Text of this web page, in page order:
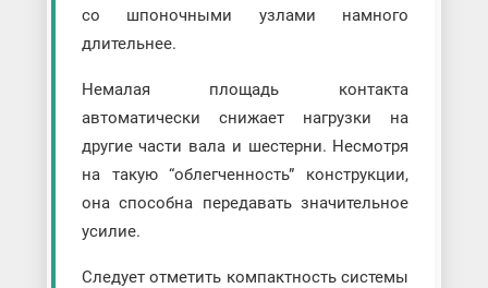
со шпоночными узлами намного
длительнее.
Немалая площадь контакта
автоматически снижает нагрузки на
другие части вала и шестерни. Несмотря
на такую “облегченность” конструкции,
она способна передавать значительное
усилие.
Следует отметить компактность системы